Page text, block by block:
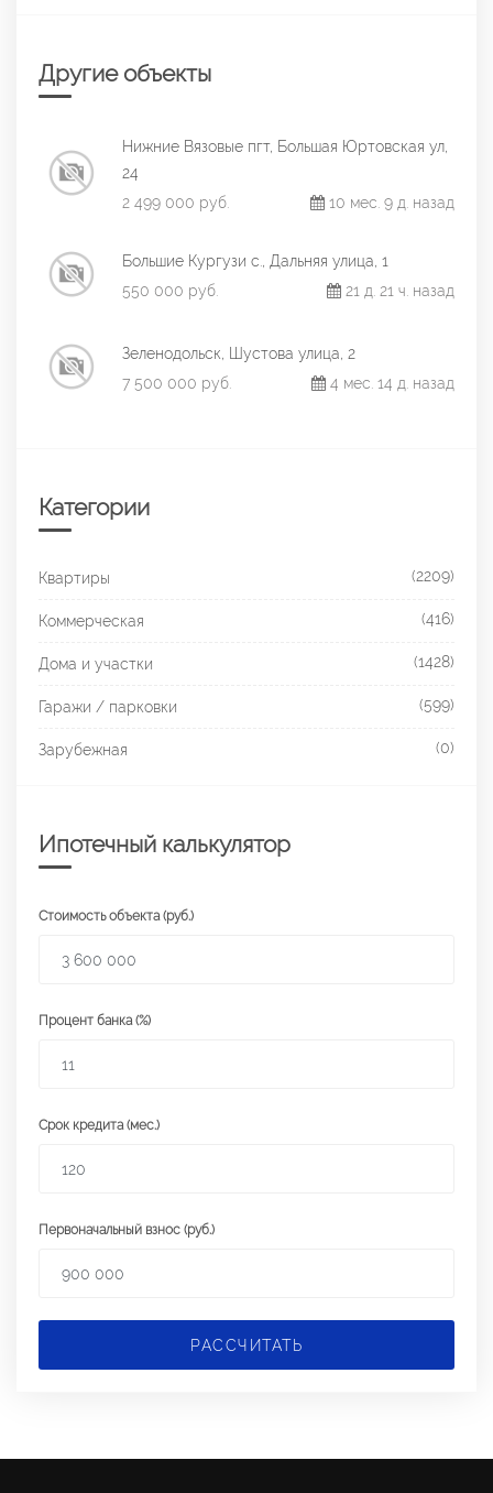
Другие объекты
Нижние Вязовые пгт, Большая Юртовская ул,
24
2 499 000 руб.
10 мес. 9 д. назад
Большие Кургузи с., Дальняя улица, 1
550 000 руб.
21 д. 21 ч. назад
Зеленодольск, Шустова улица, 2
7 500 000 руб.
4 мес. 14 д. назад
Категории
Квартиры (2209)
Коммерческая (416)
Дома и участки (1428)
Гаражи / парковки (599)
Зарубежная (0)
Ипотечный калькулятор
Стоимость объекта (руб.)
Процент банка (%)
Срок кредита (мес.)
Первоначальный взнос (руб.)
РАССЧИТАТЬ